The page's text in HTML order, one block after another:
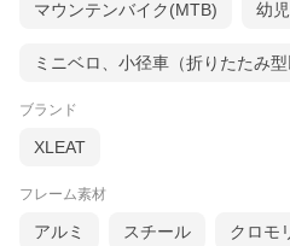
マウンテンバイク(MTB) 幼
ミニベロ、小径車（折りたたみ型
ブランド
XLEAT
フレーム素材
アルミ スチール クロモ